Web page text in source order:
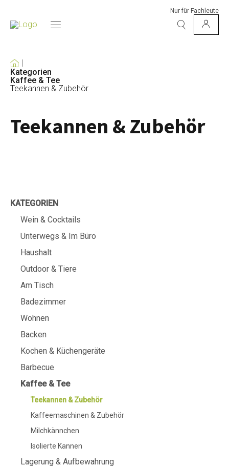
Nur für Fachleute
Kategorien
Kaffee & Tee
Teekannen & Zubehör
Teekannen & Zubehör
KATEGORIEN
Wein & Cocktails
Unterwegs & Im Büro
Haushalt
Outdoor & Tiere
Am Tisch
Badezimmer
Wohnen
Backen
Kochen & Küchengeräte
Barbecue
Kaffee & Tee
Teekannen & Zubehör
Kaffeemaschinen & Zubehör
Milchkännchen
Isolierte Kannen
Lagerung & Aufbewahrung